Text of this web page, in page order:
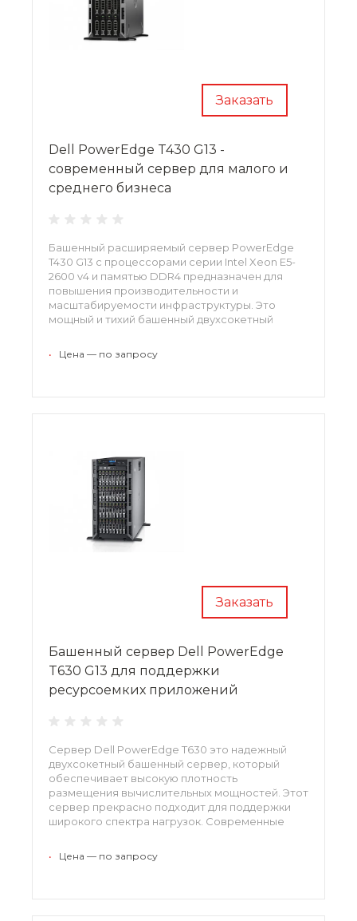
Заказать
Dell PowerEdge T430 G13 -
современный сервер для малого и
среднего бизнеса
Башенный расширяемый сервер PowerEdge
T430 G13 с процессорами серии Intel Xeon E5-
2600 v4 и памятью DDR4 предназначен для
повышения производительности и
масштабируемости инфраструктуры. Это
мощный и тихий башенный двухсокетный
• Цена — по запросу
Заказать
Башенный сервер Dell PowerEdge
T630 G13 для поддержки
ресурсоемких приложений
Сервер Dell PowerEdge T630 это надежный
двухсокетный башенный сервер, который
обеспечивает высокую плотность
размещения вычислительных мощностей. Этот
сервер прекрасно подходит для поддержки
широкого спектра нагрузок. Современные
производительность.
• Цена — по запросу